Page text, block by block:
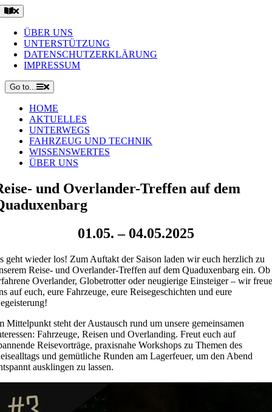
ÜBER UNS
UNTERSTÜTZUNG
DATENSCHUTZERKLÄRUNG
IMPRESSUM
Go to...
HOME
AKTUELLES
UNTERWEGS
FAHRZEUG UND TECHNIK
WISSENSWERTES
ÜBER UNS
und Overlander-Treffen auf dem
01.05. – 04.05.2025
geht wieder los! Zum Auftakt der Saison laden wir euch herzlich zu
Reise- und Overlander-Treffen auf dem Quaduxenbarg ein. Ob
Overlander, Globetrotter oder neugierige Einsteiger – wir
auf euch, eure Fahrzeuge, eure Reisegeschichten und eure
Mittelpunkt steht der Austausch rund um unsere gemeinsamen
Fahrzeuge, Reisen und Overlanding. Freut euch auf
Reisevorträge, praxisnahe Workshops zu Themen des
und gemütliche Runden am Lagerfeuer, um den Abend
ausklingen zu lassen.